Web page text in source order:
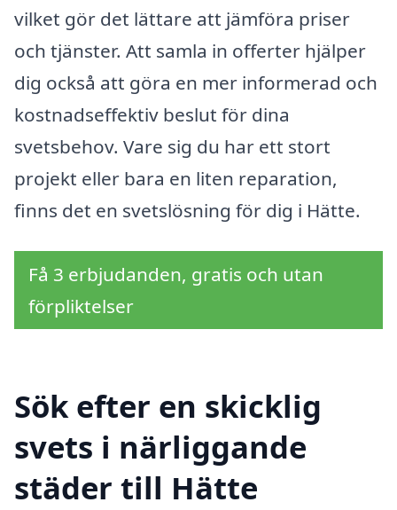
vilket gör det lättare att jämföra priser
och tjänster. Att samla in offerter hjälper
dig också att göra en mer informerad och
kostnadseffektiv beslut för dina
svetsbehov. Vare sig du har ett stort
projekt eller bara en liten reparation,
finns det en svetslösning för dig i Hätte.
Få 3 erbjudanden, gratis och utan
förpliktelser
Sök efter en skicklig
svets i närliggande
städer till Hätte